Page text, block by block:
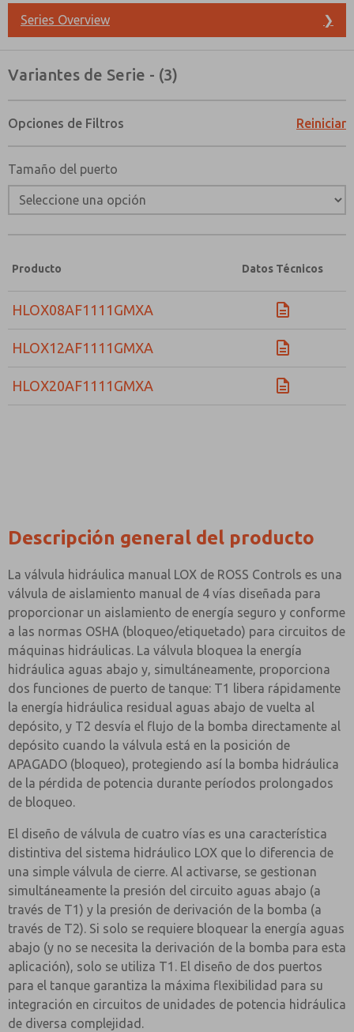
Series Overview ❯
Variantes de Serie - (3)
Opciones de Filtros Reiniciar
Tamaño del puerto
Producto Datos Técnicos
HLOX08AF1111GMXA
HLOX12AF1111GMXA
HLOX20AF1111GMXA
Descripción general del producto
La válvula hidráulica manual LOX de ROSS Controls es una
válvula de aislamiento manual de 4 vías diseñada para
proporcionar un aislamiento de energía seguro y conforme
a las normas OSHA (bloqueo/etiquetado) para circuitos de
máquinas hidráulicas. La válvula bloquea la energía
hidráulica aguas abajo y, simultáneamente, proporciona
dos funciones de puerto de tanque: T1 libera rápidamente
la energía hidráulica residual aguas abajo de vuelta al
depósito, y T2 desvía el flujo de la bomba directamente al
depósito cuando la válvula está en la posición de
APAGADO (bloqueo), protegiendo así la bomba hidráulica
de la pérdida de potencia durante períodos prolongados
de bloqueo.
El diseño de válvula de cuatro vías es una característica
distintiva del sistema hidráulico LOX que lo diferencia de
una simple válvula de cierre. Al activarse, se gestionan
simultáneamente la presión del circuito aguas abajo (a
través de T1) y la presión de derivación de la bomba (a
través de T2). Si solo se requiere bloquear la energía aguas
abajo (y no se necesita la derivación de la bomba para esta
aplicación), solo se utiliza T1. El diseño de dos puertos
para el tanque garantiza la máxima flexibilidad para su
integración en circuitos de unidades de potencia hidráulica
de diversa complejidad.
producto y más.
*Sí, he leído la política de privacidad y acepto que los
se recopilarán y almacenarán electrónicamente. Mis
solicitud. Al enviar el formulario de contacto, acepto el